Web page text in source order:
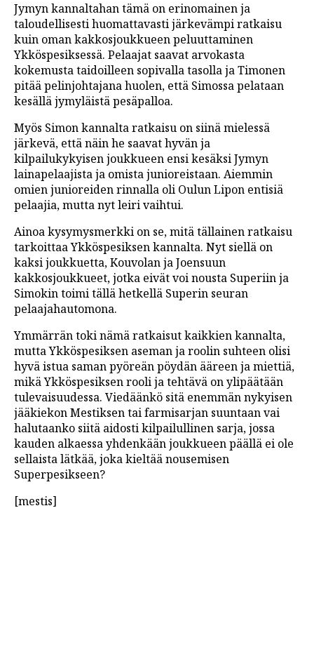
Jymyn kannaltahan tämä on erinomainen ja
taloudellisesti huomattavasti järkevämpi ratkaisu
kuin oman kakkosjoukkueen peluuttaminen
Ykköspesiksessä. Pelaajat saavat arvokasta
kokemusta taidoilleen sopivalla tasolla ja Timonen
pitää pelinjohtajana huolen, että Simossa pelataan
kesällä jymyläistä pesäpalloa.
Myös Simon kannalta ratkaisu on siinä mielessä
järkevä, että näin he saavat hyvän ja
kilpailukykyisen joukkueen ensi kesäksi Jymyn
lainapelaajista ja omista junioreistaan. Aiemmin
omien junioreiden rinnalla oli Oulun Lipon entisiä
pelaajia, mutta nyt leiri vaihtui.
Ainoa kysymysmerkki on se, mitä tällainen ratkaisu
tarkoittaa Ykköspesiksen kannalta. Nyt siellä on
kaksi joukkuetta, Kouvolan ja Joensuun
kakkosjoukkueet, jotka eivät voi nousta Superiin ja
Simokin toimi tällä hetkellä Superin seuran
pelaajahautomona.
Ymmärrän toki nämä ratkaisut kaikkien kannalta,
mutta Ykköspesiksen aseman ja roolin suhteen olisi
hyvä istua saman pyöreän pöydän ääreen ja miettiä,
mikä Ykköspesiksen rooli ja tehtävä on ylipäätään
tulevaisuudessa. Viedäänkö sitä enemmän nykyisen
jääkiekon Mestiksen tai farmisarjan suuntaan vai
halutaanko siitä aidosti kilpailullinen sarja, jossa
kauden alkaessa yhdenkään joukkueen päällä ei ole
sellaista lätkää, joka kieltää nousemisen
Superpesikseen?
[mestis]